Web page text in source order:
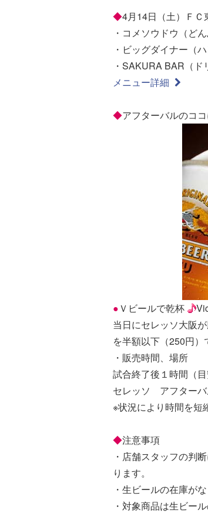
◆4月14日（土）Ｆ
・コメソウドウ（どん
・ビッグダイナー（
・SAKURA BAR（ド
メニュー詳細
◆アフターバルのココ
●Ｖビールで乾杯
当日にセレッソ大阪
を半額以下（250円）
・販売時間、場所
試合終了後１時間（目
セレッソ アフターバ
※状況により時間を短
◆注意事項
・店舗スタッフの判
ります。
・生ビールの在庫が
・対象商品は生ビー